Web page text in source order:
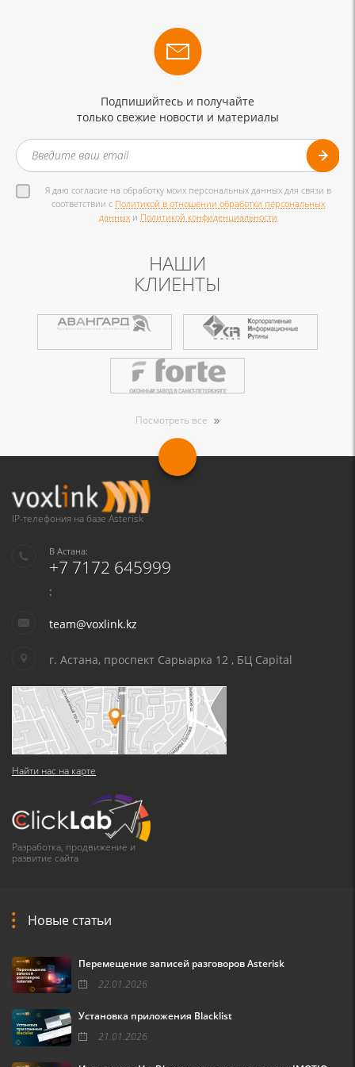
Подпишийтесь и получайте
только свежие новости и материалы
Я даю согласие на обработку моих персональных данных для связи в
соответствии с Политикой в отношении обработки персональных
данных и Политикой конфиденциальности
НАШИ
КЛИЕНТЫ
Посмотреть все
IP-телефония на базе Asterisk
В Астана:
+7 7172 645999
:
team@voxlink.kz
г. Астана, проспект Сарыарка 12 , БЦ Capital
Найти нас на карте
Разработка, продвижение и
развитие сайта
Новые статьи
Перемещение записей разговоров Asterisk
22.01.2026
Установка приложения Blacklist
21.01.2026